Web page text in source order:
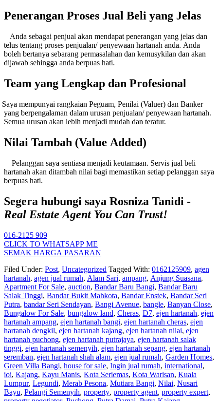
Penerangan Proses Jual Beli yang Jelas
sebagai penjual akan mendapat penerangan yang jelas dan
telus tentang proses penjualan/ penyewaan hartanah anda. Anda
boleh bertanya sebarang permasalahan dan kemusykilan dan akan
dijawab sehingga anda berpuas hati.
Team yang Lengkap dan Profesional
mempunyai rangkaian Peguam, Penilai (Valuer) dan Banker
yang berpengalaman dalam urusan penjualan/ penyewaan hartanah.
Semua urusan akan lebih menjadi mudah dan teratur.
Nilai Tambah (Value Added)
saya sentiasa menjadi keutamaan. Servis jual beli
hartanah akan ditambah nilai bagi memastikan setiap pelanggan saya
berpuas hati.
Segera hubungi saya Rosniza Tanidi -
Real Estate Agent You Can Trust!
016-2125 909
CLICK TO WHATSAPP ME
SEMAK HARGA PASARAN
Filed Under: Post, Uncategorized Tagged With: 0162125909, agen
hartanah, agen jual rumah, Alam Sari, ampang, Anjung Suasana,
Apartment For Sale, auction, Bandar Baru Bangi, Bandar Baru
Salak Tinggi, Bandar Bukit Mahkota, Bandar Enstek, Bandar Seri
Putra, bandar Seri Sendayan, Bangi Avenue, bangle, Banyan Close,
Bungalow For Sale, bungalow land, Cheras, D7, ejen hartanah, ejen
hartanah ampang, ejen hartanah bangi, ejen hartanah cheras, ejen
hartanah dengkil, ejen hartanah kajang, ejen hartanah nilai, ejen
hartanah puchong, ejen hartanah putrajaya, ejen hartanah salak
tinggi, ejen hartanah semenyih, ejen hartanah sepang, ejen hartanah
seremban, ejen hartanah shah alam, ejen jual rumah, Garden Homes,
Green Villa Bangi, house for sale, Ingin jual rumah, international,
ioi, Kajang, Kayu Manis, Kota Seriemas, Kota Warisan, Kuala
Lumpur, Legundi, Merab Pesona, Mutiara Bangi, Nilai, Nusari
Bayu, Pelangi Semenyih, property, property agent, property expert,